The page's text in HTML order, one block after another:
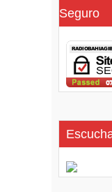
Seguro